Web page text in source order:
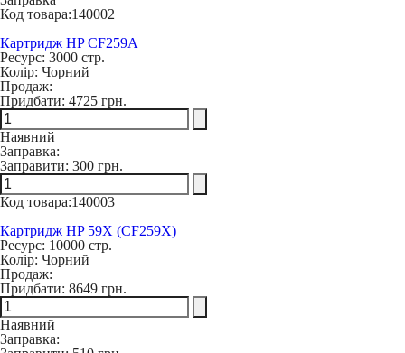
Код товара:140002
Картридж HP CF259A
Ресурс: 3000 стр.
Колір: Чорний
Продаж:
Придбати: 4725 грн.
Наявний
Заправка:
Заправити: 300 грн.
Код товара:140003
Картридж HP 59X (CF259X)
Ресурс: 10000 стр.
Колір: Чорний
Продаж:
Придбати: 8649 грн.
Наявний
Заправка: